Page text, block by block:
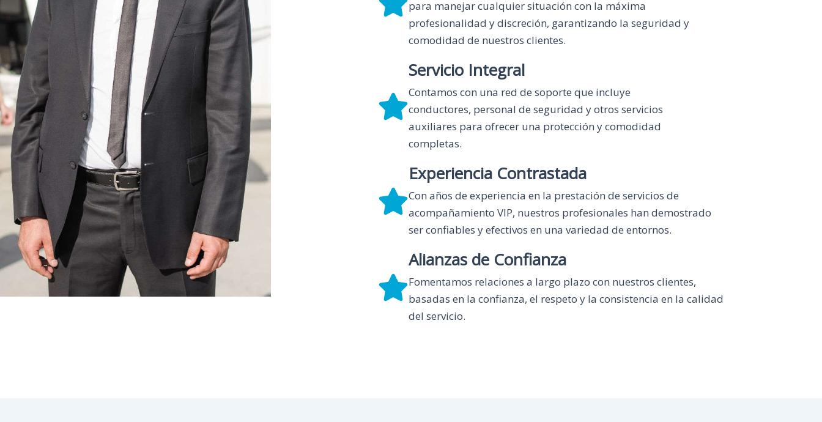
para manejar cualquier situación con la máxima
profesionalidad y discreción, garantizando la seguridad y
comodidad de nuestros clientes.
Servicio Integral
Contamos con una red de soporte que incluye
conductores, personal de seguridad y otros servicios
auxiliares para ofrecer una protección y comodidad
completas.
Experiencia Contrastada
Con años de experiencia en la prestación de servicios de
acompañamiento VIP, nuestros profesionales han demostrado
ser confiables y efectivos en una variedad de entornos.
Alianzas de Confianza
Fomentamos relaciones a largo plazo con nuestros clientes,
basadas en la confianza, el respeto y la consistencia en la calidad
del servicio.